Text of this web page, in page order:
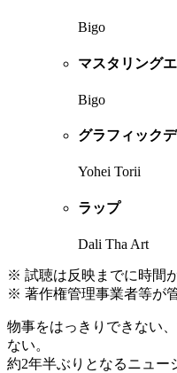
Bigo
マスタリング
Bigo
グラフィック
Yohei Torii
ラップ
Dali Tha Art
※ 試聴は反映までに時間
※ 著作権管理事業者等が
物事をはっきりできない
ない。
約2年半ぶりとなるニュー